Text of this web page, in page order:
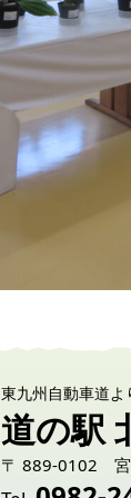
東九州自動車道
道の駅
〒 889-0102 宮